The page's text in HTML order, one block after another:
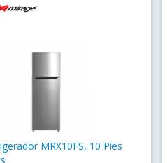
MRX10FS, 10 Pies